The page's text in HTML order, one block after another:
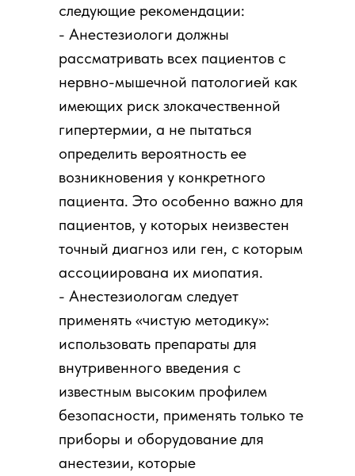
следующие рекомендации:
- Анестезиологи должны
рассматривать всех пациентов с
нервно-мышечной патологией как
имеющих риск злокачественной
гипертермии, а не пытаться
определить вероятность ее
возникновения у конкретного
пациента. Это особенно важно для
пациентов, у которых неизвестен
точный диагноз или ген, с которым
ассоциирована их миопатия.
- Анестезиологам следует
применять «чистую методику»:
использовать препараты для
внутривенного введения с
известным высоким профилем
безопасности, применять только те
приборы и оборудование для
анестезии, которые